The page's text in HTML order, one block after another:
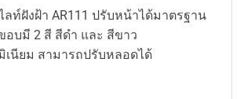
ท์ฝังฝ้า AR111 ปรับหน้าได้มาตรฐาน
อบมี 2 สี สีดำ และ สีขาว
เนียม สามารถปรับหลอดได้